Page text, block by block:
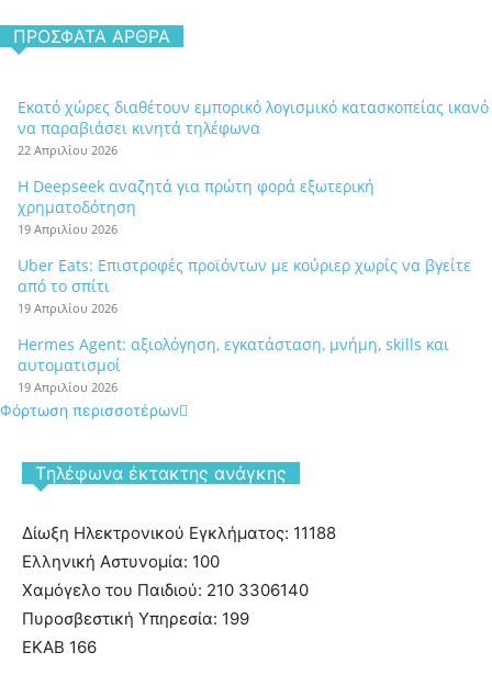
ΠΡΌΣΦΑΤΑ ΆΡΘΡΑ
Εκατό χώρες διαθέτουν εμπορικό λογισμικό κατασκοπείας ικανό
να παραβιάσει κινητά τηλέφωνα
22 Απριλίου 2026
Η Deepseek αναζητά για πρώτη φορά εξωτερική
χρηματοδότηση
19 Απριλίου 2026
Uber Eats: Επιστροφές προϊόντων με κούριερ χωρίς να βγείτε
από το σπίτι
19 Απριλίου 2026
Hermes Agent: αξιολόγηση, εγκατάσταση, μνήμη, skills και
αυτοματισμοί
19 Απριλίου 2026
Φόρτωση περισσοτέρων
Tηλέφωνα έκτακτης ανάγκης
Δίωξη Ηλεκτρονικού Εγκλήματος: 11188
Ελληνική Αστυνομία: 100
Χαμόγελο του Παιδιού: 210 3306140
Πυροσβεστική Υπηρεσία: 199
ΕΚΑΒ 166